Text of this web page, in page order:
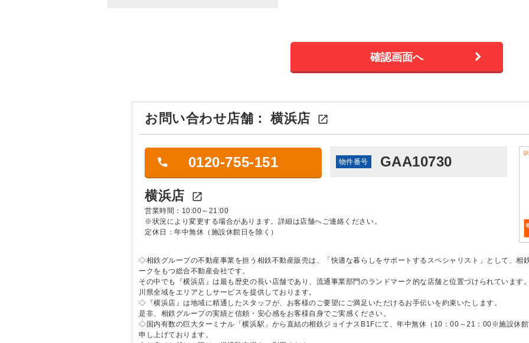
お問い合わせ店舗：横浜店 
0120-755-151 物件番号 GAA10730
横浜店 
営業時間：10:00～21:00
※状況により変更する場合があります。詳細は店舗へご連絡ください。
定休日：年中無休（施設休館日を除く）
◇相鉄グループの不動産事業を担う相鉄不動産販売は、「快適な暮らしをサポートするスペシャリスト」として、相
ークをもつ総合不動産会社です。
その中でも『横浜店』は最も歴史の長い店舗であり、流通事業部門のランドマーク的な店舗と位置づけられています
川県全域をエリアとしサービスを提供しております。
◇『横浜店』は地域に精通したスタッフが、お客様のご要望にご満足いただけるお手伝いを約束いたします。
是非、相鉄グループの実績と信頼・安心感をお客様自身でご実感ください。
◇国内有数の巨大ターミナル「横浜駅」から直結の相鉄ジョイナスB1Fにて、年中無休（10：00～21：00※施設休
申し上げております。